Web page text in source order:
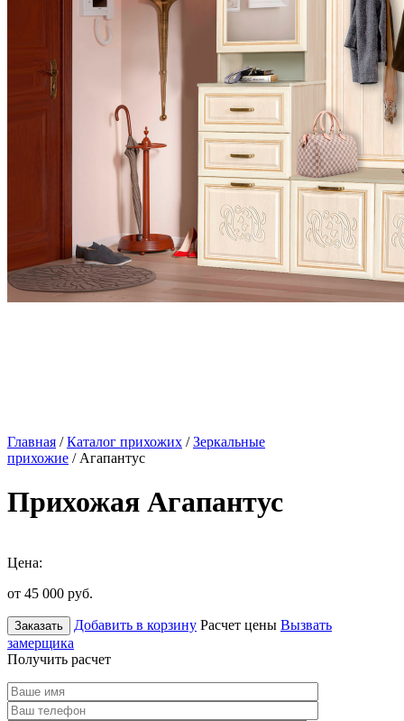
Главная /Каталог прихожих /Зеркальные
прихожие / Агапантус
Прихожая Агапантус
Цена:
от 45 000 руб.
Заказать Добавить в корзину Расчет цены Вызвать
замерщика
Получить расчет